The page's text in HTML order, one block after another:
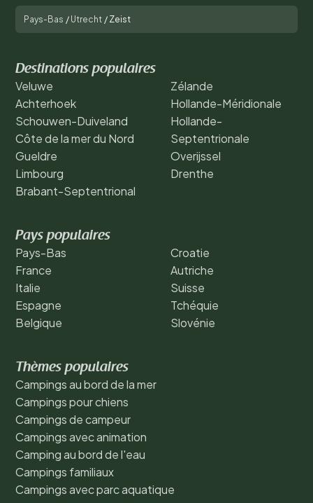
Pays-Bas / Utrecht / Zeist
Destinations populaires
Veluwe
Achterhoek
Schouwen-Duiveland
Côte de la mer du Nord
Gueldre
Limbourg
Brabant-Septentrional
Zélande
Hollande-Méridionale
Hollande-
Septentrionale
Overijssel
Drenthe
Pays populaires
Pays-Bas
France
Italie
Espagne
Belgique
Croatie
Autriche
Suisse
Tchéquie
Slovénie
Thèmes populaires
Campings au bord de la mer
Campings pour chiens
Campings de campeur
Campings avec animation
Camping au bord de l'eau
Campings familiaux
Campings avec parc aquatique